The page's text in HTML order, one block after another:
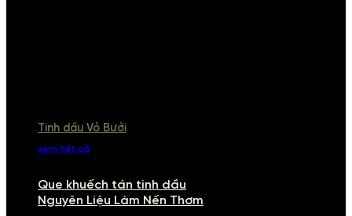
Tinh dầu Vỏ Bưởi
xem tất cả
Que khuếch tán tinh dầu
Nguyên Liệu Làm Nến Thơm